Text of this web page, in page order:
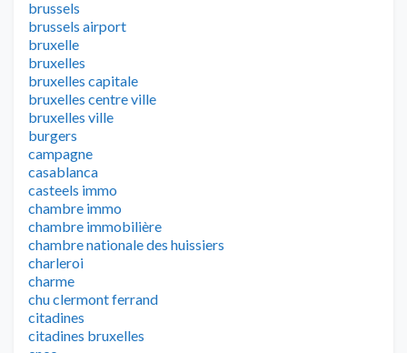
brussels
brussels airport
bruxelle
bruxelles
bruxelles capitale
bruxelles centre ville
bruxelles ville
burgers
campagne
casablanca
casteels immo
chambre immo
chambre immobilière
chambre nationale des huissiers
charleroi
charme
chu clermont ferrand
citadines
citadines bruxelles